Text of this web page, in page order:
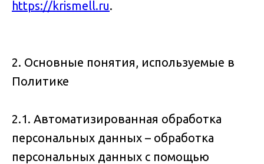
https://krismell.ru.
2. Основные понятия, используемые в
Политике
2.1. Автоматизированная обработка
персональных данных – обработка
персональных данных с помощью